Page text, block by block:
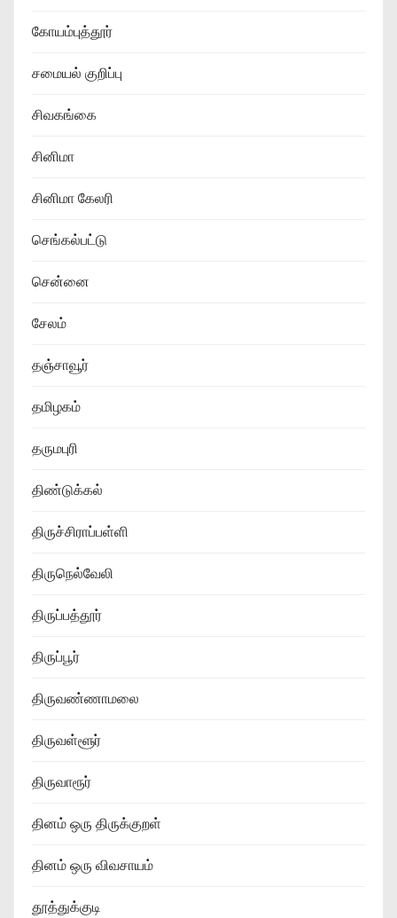
கோயம்புத்தூர்
சமையல் குறிப்பு
சிவகங்கை
சினிமா
சினிமா கேலரி
செங்கல்பட்டு
சென்னை
சேலம்
தஞ்சாவூர்
தமிழகம்
தருமபுரி
திண்டுக்கல்
திருச்சிராப்பள்ளி
திருநெல்வேலி
திருப்பத்தூர்
திருப்பூர்
திருவண்ணாமலை
திருவள்ளூர்
திருவாரூர்
தினம் ஒரு திருக்குறள்
தினம் ஒரு விவசாயம்
தூத்துக்குடி